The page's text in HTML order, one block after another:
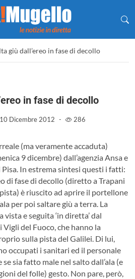
giù dall’ereo in fase di decollo
in fase di decollo
10 Dicembre 2012 - 286
(ma veramente accaduta)
9 dicembre) dall’agenzia Ansa e
In estrema sintesi questi i fatti:
di fase di decollo (diretto a Trapani
è riuscito ad aprire il portellone
per poi saltare giù a terra. La
vista e seguita ‘in diretta’ dal
Vigli del Fuoco, che hanno la
sulla pista del Galilei. Di lui,
occupati i sanitari ed il personale
sia fatto male nel salto dall’ala (e
del folle) gesto. Non pare, però,